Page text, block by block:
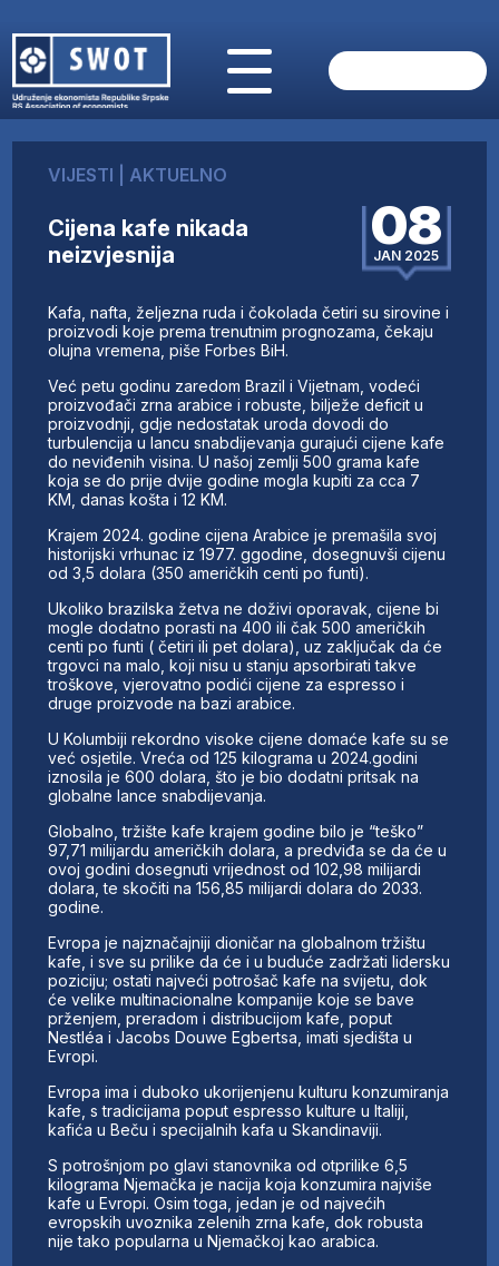
O NAMA
AKTUELNO
ANALIZE
FINANSIJE
IZ STRANIH MEDIJA
AKTIVNOSTI
SWOT INTERVJU
UČLANI SE
KONTAKT
VIJESTI AKTUELNO
Cijena kafe nikada
neizvjesnija
08
JAN 2025
Kafa, nafta, željezna ruda i čokolada četiri su sirovine i
proizvodi koje prema trenutnim prognozama, čekaju
olujna vremena, piše Forbes BiH.
Već petu godinu zaredom Brazil i Vijetnam, vodeći
proizvođači zrna arabice i robuste, bilježe deficit u
proizvodnji, gdje nedostatak uroda dovodi do
turbulencija u lancu snabdijevanja gurajući cijene kafe
do neviđenih visina. U našoj zemlji 500 grama kafe
koja se do prije dvije godine mogla kupiti za cca 7
KM, danas košta i 12 KM.
Krajem 2024. godine cijena Arabice je premašila svoj
historijski vrhunac iz 1977. ggodine, dosegnuvši cijenu
od 3,5 dolara (350 američkih centi po funti).
Ukoliko brazilska žetva ne doživi oporavak, cijene bi
mogle dodatno porasti na 400 ili čak 500 američkih
centi po funti ( četiri ili pet dolara), uz zaključak da će
trgovci na malo, koji nisu u stanju apsorbirati takve
troškove, vjerovatno podići cijene za espresso i
druge proizvode na bazi arabice.
U Kolumbiji rekordno visoke cijene domaće kafe su se
već osjetile. Vreća od 125 kilograma u 2024.godini
iznosila je 600 dolara, što je bio dodatni pritsak na
globalne lance snabdijevanja.
Globalno, tržište kafe krajem godine bilo je “teško”
97,71 milijardu američkih dolara, a predviđa se da će u
ovoj godini dosegnuti vrijednost od 102,98 milijardi
dolara, te skočiti na 156,85 milijardi dolara do 2033.
godine.
Evropa je najznačajniji dioničar na globalnom tržištu
kafe, i sve su prilike da će i u buduće zadržati lidersku
poziciju; ostati najveći potrošač kafe na svijetu, dok
će velike multinacionalne kompanije koje se bave
prženjem, preradom i distribucijom kafe, poput
Nestléa i Jacobs Douwe Egbertsa, imati sjedišta u
Evropi.
Evropa ima i duboko ukorijenjenu kulturu konzumiranja
kafe, s tradicijama poput espresso kulture u Italiji,
kafića u Beču i specijalnih kafa u Skandinaviji.
S potrošnjom po glavi stanovnika od otprilike 6,5
kilograma Njemačka je nacija koja konzumira najviše
kafe u Evropi. Osim toga, jedan je od najvećih
evropskih uvoznika zelenih zrna kafe, dok robusta
nije tako popularna u Njemačkoj kao arabica.